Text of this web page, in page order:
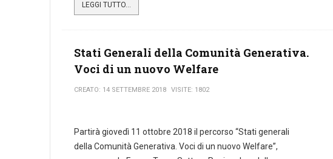
LEGGI TUTTO...
Stati Generali della Comunità Generativa.
Voci di un nuovo Welfare
CREATO: 14 SETTEMBRE 2018 VISITE: 1802
Partirà giovedì 11 ottobre 2018 il percorso “Stati generali
della Comunità Generativa. Voci di un nuovo Welfare”,